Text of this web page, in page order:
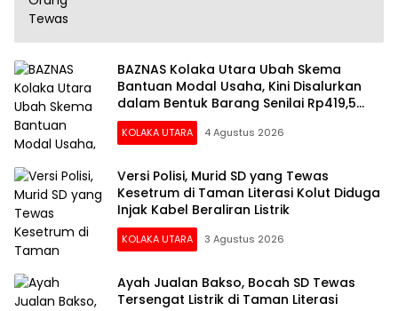
BAZNAS Kolaka Utara Ubah Skema
Bantuan Modal Usaha, Kini Disalurkan
dalam Bentuk Barang Senilai Rp419,5
Juta
KOLAKA UTARA 4 Agustus 2026
Versi Polisi, Murid SD yang Tewas
Kesetrum di Taman Literasi Kolut Diduga
Injak Kabel Beraliran Listrik
KOLAKA UTARA 3 Agustus 2026
Ayah Jualan Bakso, Bocah SD Tewas
Tersengat Listrik di Taman Literasi